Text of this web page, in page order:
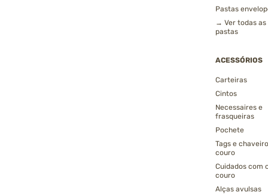
Pastas
→ Ver todas as
pastas
ACESSÓRIOS
Carteiras
Cintos
Necessaires e
frasqueiras
Pochete
Tags e
couro
Cuidados com
couro
Alças avulsas